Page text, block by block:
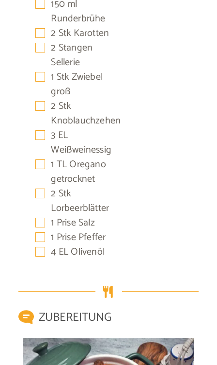
▢
150ml
Runderbrühe
▢
2 Stk Karotten
▢
2 Stangen
Sellerie
▢
1 StkZwiebel
groß
▢
2 Stk
Knoblauchzehen
▢
3 EL
Weißweinessig
▢
1 TLOregano
getrocknet
▢
2 Stk
Lorbeerblätter
▢
1 PriseSalz
▢
1 Prise Pfeffer
▢
4 ELOlivenöl
ZUBEREITUNG